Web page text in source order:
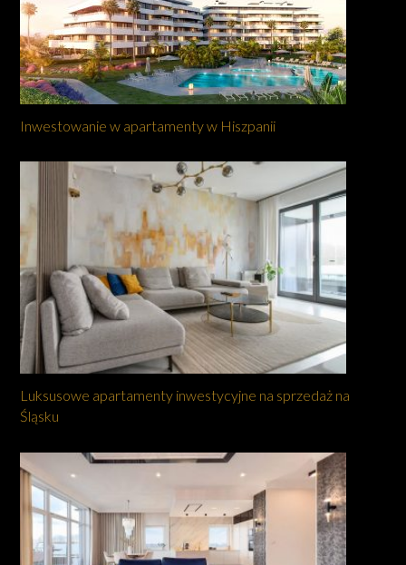
Inwestowanie w apartamenty w Hiszpanii
Luksusowe apartamenty inwestycyjne na sprzedaż na
Śląsku